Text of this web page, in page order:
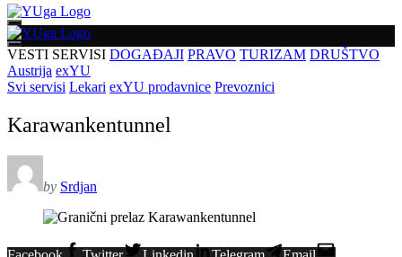
VESTI SERVISI DOGAĐAJI PRAVO TURIZAM DRUŠTVO
Austrija exYU
Svi servisi Lekari exYU prodavnice Prevoznici
Karawankentunnel
by Srdjan